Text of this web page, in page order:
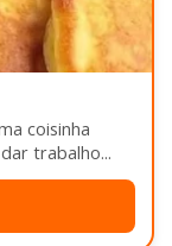
coisinha
trabalho...